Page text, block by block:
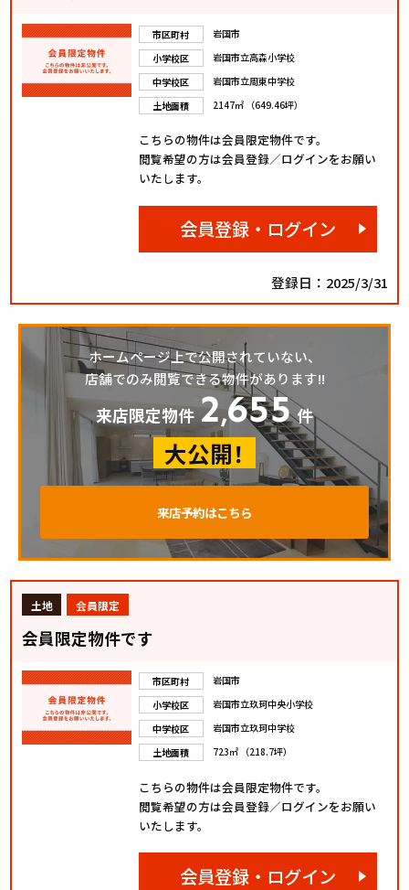
市区町村
岩国市
小学校区
岩国市立高森小学校
中学校区
岩国市立周東中学校
土地面積
2147㎡ （649.46坪）
こちらの物件は会員限定物件です。
閲覧希望の方は会員登録／ログインをお願い
いたします。
会員登録・ログイン
登録日：2025/3/31
ホームページ上で公開されていない、
店舗でのみ閲覧できる物件があります!!
来店限定物件 2,655 件
大公開！
来店予約はこちら
土地 会員限定
会員限定物件です
市区町村
岩国市
小学校区
岩国市立玖珂中央小学校
中学校区
岩国市立玖珂中学校
土地面積
723㎡ （218.7坪）
こちらの物件は会員限定物件です。
閲覧希望の方は会員登録／ログインをお願い
いたします。
会員登録・ログイン